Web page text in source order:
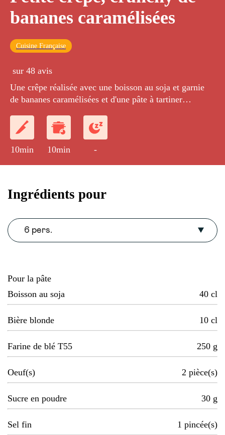
bananes caramélisées
Cuisine Française
sur 48 avis
Une crêpe réalisée avec une boisson au soja et garnie
de bananes caramélisées et d'une pâte à tartiner
10min 10min -
Ingrédients pour
6 pers.
Pour la pâte
Boisson au soja
40 cl
Bière blonde 10 cl
Farine de blé T55 250 g
Oeuf(s) 2 pièce(s)
Sucre en poudre 30 g
Sel fin 1 pincée(s)